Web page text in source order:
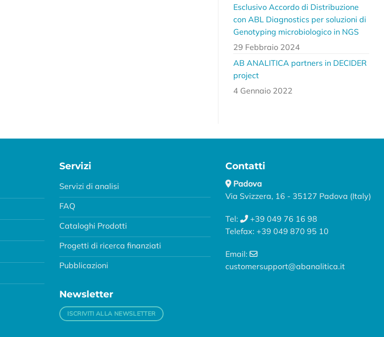
Esclusivo Accordo di Distribuzione
con ABL Diagnostics per soluzioni di
Genotyping microbiologico in NGS
29 Febbraio 2024
AB ANALITICA partners in DECIDER
project
4 Gennaio 2022
Servizi
Servizi di analisi
FAQ
Cataloghi Prodotti
Progetti di ricerca finanziati
Pubblicazioni
Newsletter
ISCRIVITI ALLA NEWSLETTER
Contatti
Padova
Via Svizzera, 16 - 35127 Padova (Italy)
Tel:
+39 049 76 16 98
Telefax: +39 049 870 95 10
Email:
customersupport@abanalitica.it